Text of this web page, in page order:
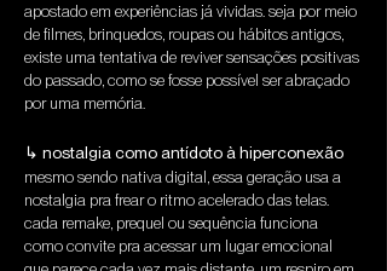
apostado em experiências já vividas. seja por meio
de filmes, brinquedos, roupas ou hábitos antigos,
existe uma tentativa de reviver sensações positivas
do passado, como se fosse possível ser abraçado
por uma memória.
↳ nostalgia como antídoto à hiperconexão
mesmo sendo nativa digital, essa geração usa a
nostalgia pra frear o ritmo acelerado das telas.
cada remake, prequel ou sequência funciona
como convite pra acessar um lugar emocional